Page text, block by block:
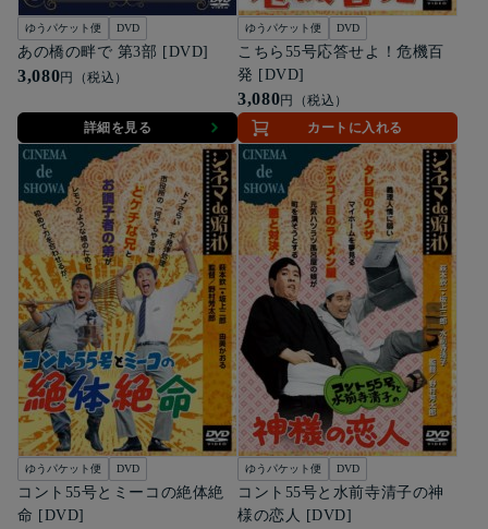
ゆうパケット便 DVD
あの橋の畔で 第3部 [DVD]
3,080円（税込）
詳細を見る
ゆうパケット便 DVD
こちら55号応答せよ！危機百
発 [DVD]
3,080円（税込）
カートに入れる
ゆうパケット便 DVD
コント55号とミーコの絶体絶
命 [DVD]
ゆうパケット便 DVD
コント55号と水前寺清子の神
様の恋人 [DVD]